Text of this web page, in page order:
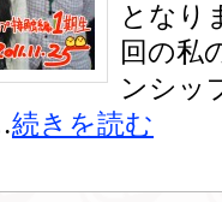
となり
回の私
ンシッ
続きを読む